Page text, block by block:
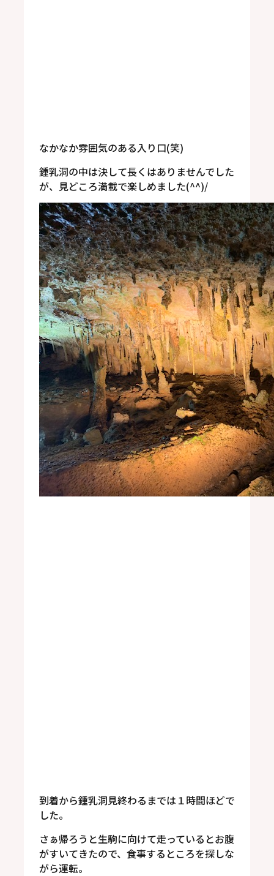
なかなか雰囲気のある入り口(笑)
鍾乳洞の中は決して長くはありませんでした
が、見どころ満載で楽しめました(^^)/
到着から鍾乳洞見終わるまでは１時間ほどで
した。
さぁ帰ろうと生駒に向けて走っているとお腹
がすいてきたので、食事するところを探しな
がら運転。